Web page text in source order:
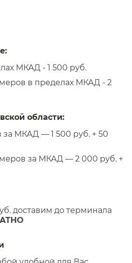
МКАД - 1 500 руб.
в пределах МКАД - 2
области:
за МКАД — 1 500 руб. + 50
за МКАД — 2 000 руб. +
доставим до терминала